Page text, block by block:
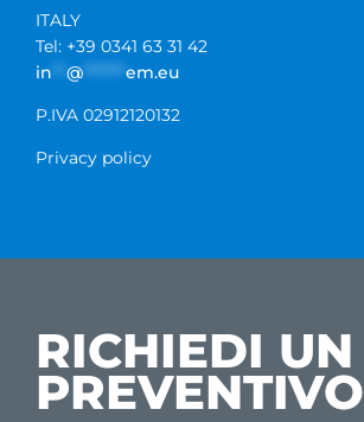
ITALY
Tel: +39 0341 63 31 42
in
@
em.eu
P.IVA 02912120132
Privacy policy
RICHIEDI UN
PREVENTIVO